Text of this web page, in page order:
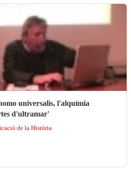
universalis, l'alquímia
d'ultramar'
de la Història